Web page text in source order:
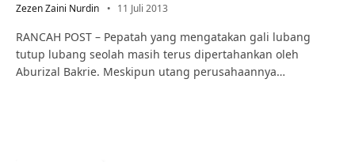
Zezen Zaini Nurdin 11 Juli 2013
RANCAH POST – Pepatah yang mengatakan gali lubang
tutup lubang seolah masih terus dipertahankan oleh
Aburizal Bakrie. Meskipun utang perusahaannya…